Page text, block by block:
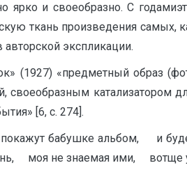
ярко и своеобразно. С
ткань произведения самых,
экспликации.
(1927) «предметный образ
своеобразным катализатором
[6, c. 274].
бабушке альбом, и
моя не знаемая ими, вотще